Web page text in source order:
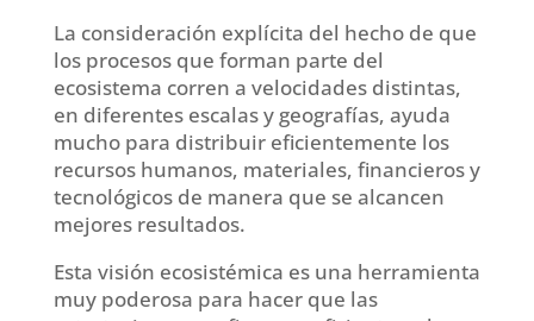
La consideración explícita del hecho de que
los procesos que forman parte del
ecosistema corren a velocidades distintas,
en diferentes escalas y geografías, ayuda
mucho para distribuir eficientemente los
recursos humanos, materiales, financieros y
tecnológicos de manera que se alcancen
mejores resultados.
Esta visión ecosistémica es una herramienta
muy poderosa para hacer que las